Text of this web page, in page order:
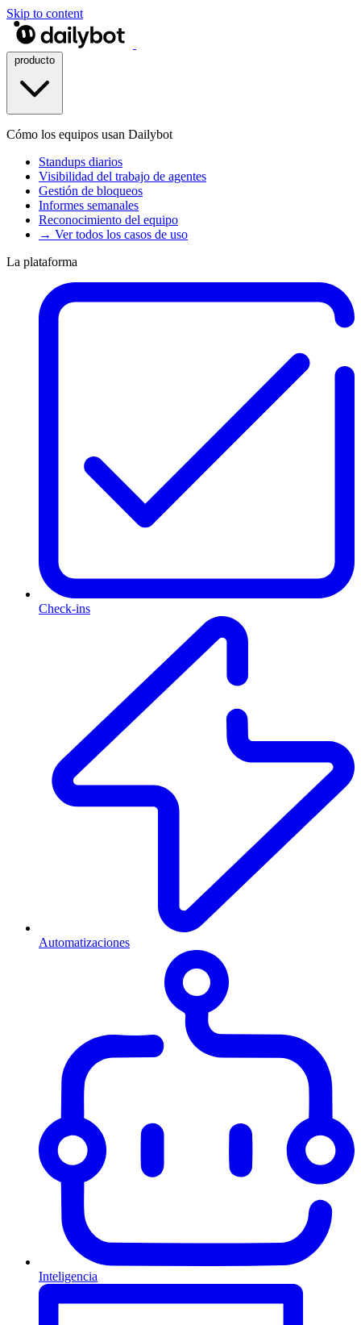
Skip to content
Cómo los equipos usan Dailybot
Standups diarios
Visibilidad del trabajo de agentes
Gestión de bloqueos
Informes semanales
Reconocimiento del equipo
→ Ver todos los casos de uso
La plataforma
Check-ins
Automatizaciones
Inteligencia